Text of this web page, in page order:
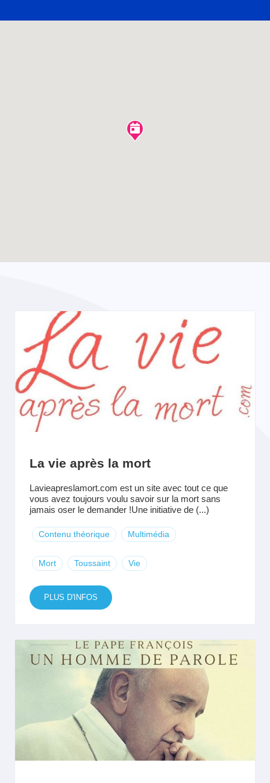
La vie après la mort
Lavieapreslamort.com est un site avec tout ce que
vous avez toujours voulu savoir sur la mort sans
jamais oser le demander !Une initiative de (...)
Contenu théorique Multimédia
Mort Toussaint Vie
PLUS D'INFOS